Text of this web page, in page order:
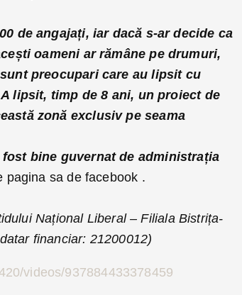
de angajați, iar dacă s-ar decide ca
oameni ar rămâne pe drumuri,
preocupari care au lipsit cu
lipsit, timp de 8 ani, un proiect de
zonă exclusiv pe seama
bine guvernat de administrația
pagina sa de facebook .
Național Liberal – Filiala Bistrița-
financiar: 21200012)
videos/937884433378459